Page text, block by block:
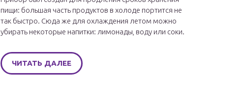
пищи: большая часть продуктов в холоде портится не
так быстро. Сюда же для охлаждения летом можно
убирать некоторые напитки: лимонады, воду или соки.
ЧИТАТЬ ДАЛЕЕ